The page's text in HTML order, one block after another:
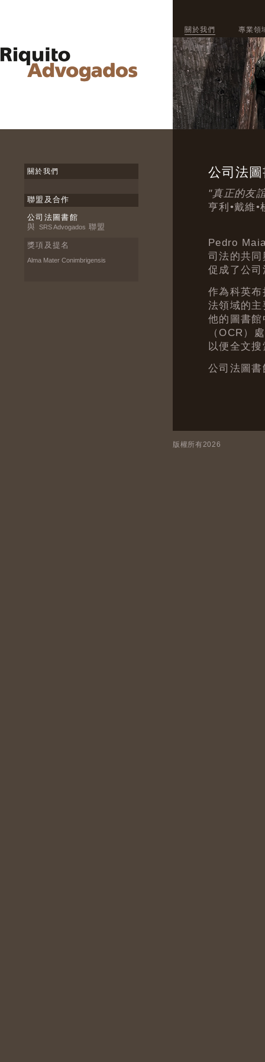
關於我們 專業領
關於我們
聯盟及合作
公司法圖書館
與
SRS Advogados 聯盟
獎項及提名
Alma Mater Conimbrigensis
公司法
"真正的友
亨利•戴維•
Pedro
司法的共同
促成了公
作為科英
法領域的
他的圖書
（OCR）
以便全文
公司法圖
版權所有2026